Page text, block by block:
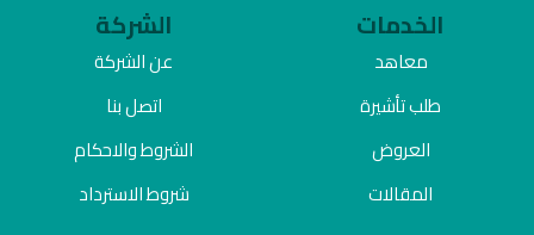
الخدمات
معاهد
طلب تأشيرة
العروض
المقالات
الشركة
عن الشركة
اتصل بنا
الشروط والاحكام
شروط الاسترداد